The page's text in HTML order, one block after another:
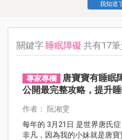
我知道
關鍵字 睡眠障礙 共有17
專家專欄
唐寶寶有睡眠
公開最完整攻略，提升
作者： 阮湘雯
每年的 3月21日 是世界唐氏
非凡，因為我的小妹就是唐